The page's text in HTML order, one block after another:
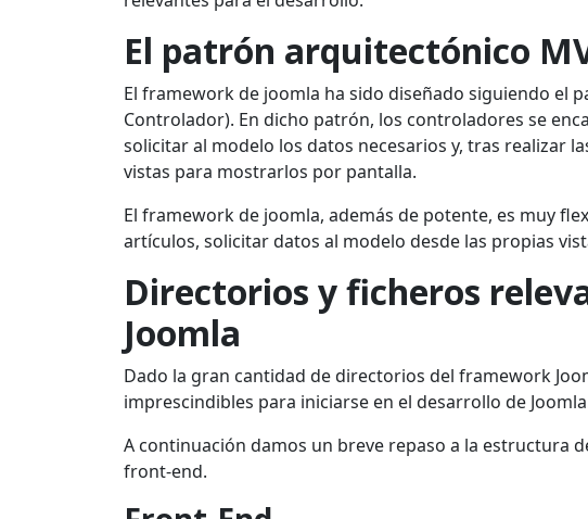
El patrón arquitectónico
El framework de joomla ha sido diseñado siguiendo el
Controlador). En dicho patrón, los controladores se
solicitar al modelo los datos necesarios y, tras realizar
vistas para mostrarlos por pantalla.
El framework de joomla, además de potente, es muy
artículos, solicitar datos al modelo desde las propias
Directorios y ficheros
Joomla
Dado la gran cantidad de directorios del framework
imprescindibles para iniciarse en el desarrollo de
A continuación damos un breve repaso a la estructura
front-end.